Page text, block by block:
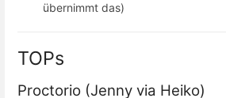
übernimmt das)
TOPs
Proctorio (Jenny via Heiko)